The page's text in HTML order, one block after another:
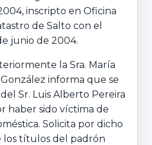
inscripto en Oficina
de Salto con el
junio de 2004.
la Sra. María
informa que se
Sr. Luis Alberto Pereira
haber sido víctima de
Solicita por dicho
los títulos del padrón